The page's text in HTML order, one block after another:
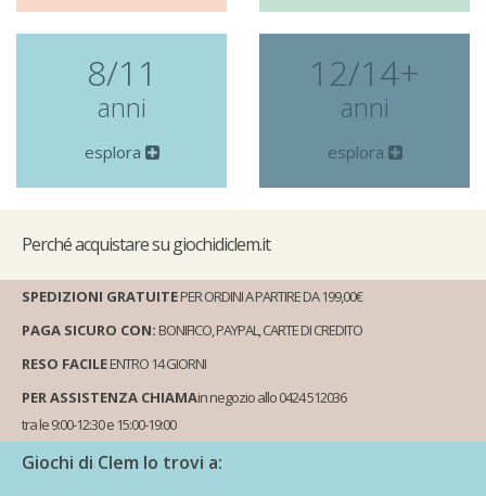
8/11
anni
esplora
12/14+
anni
esplora
Perchéacquistare su giochidiclem.it
SPEDIZIONI GRATUITEPER ORDINI A PARTIRE DA 199,00€
PAGA SICURO CON: BONIFICO, PAYPAL, CARTE DI CREDITO
RESO FACILEENTRO 14 GIORNI
PER ASSISTENZA CHIAMAin negozio allo 0424 512036
tra le 9:00-12:30 e 15:00-19:00
Giochi di Clem lo trovi a: